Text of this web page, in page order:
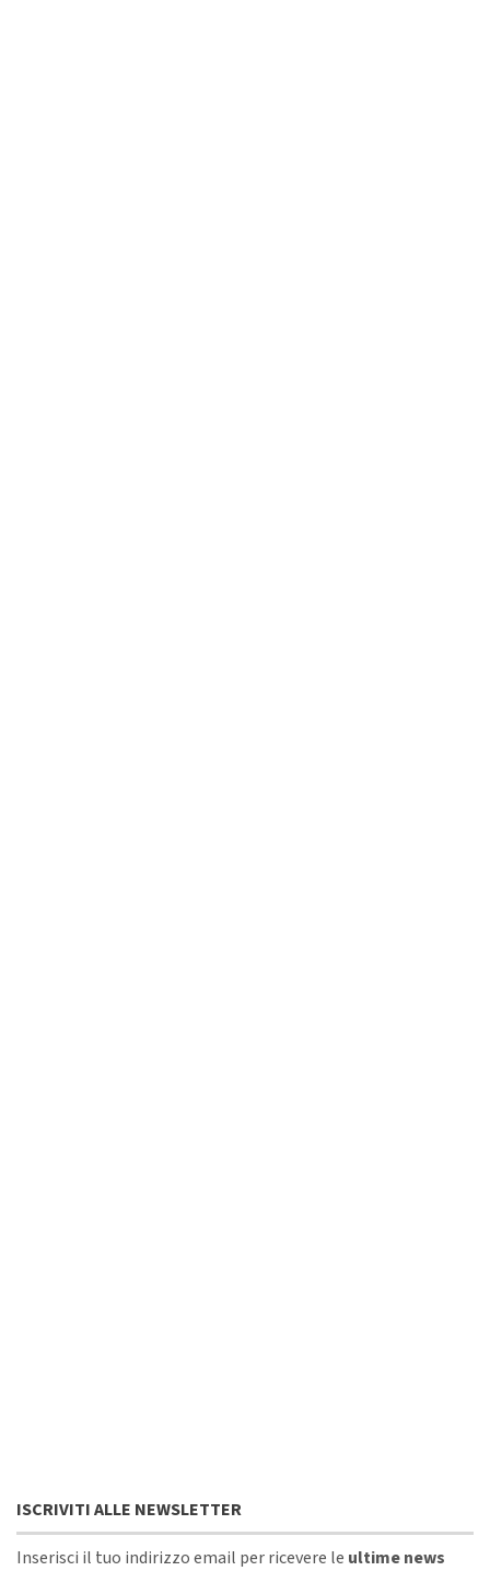
ISCRIVITI ALLE NEWSLETTER
Inserisci il tuo indirizzo email per ricevere le ultime news